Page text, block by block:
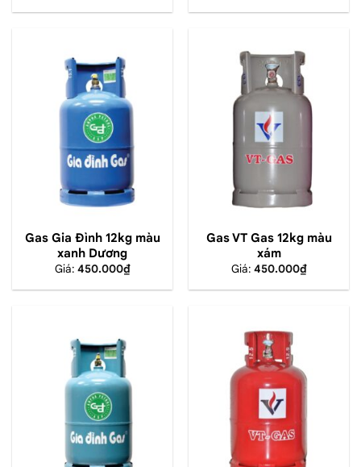
Gas Gia Đình 12kg màu
xanh Dương
Giá: 450.000₫
Gas VT Gas 12kg màu
xám
Giá: 450.000₫